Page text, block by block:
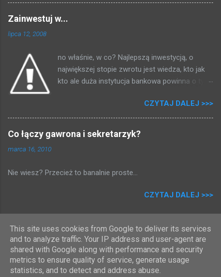
dowiedzieć: 2 PLN = 1 punkt 500 punktów = 5 PLN Fajnie, nie?
Za zakupy dostajemy punkty, i raz na kwartał (trzy miesiące)
jak uzbieramy dość punktów dostajemy bon na zakupy, przy
magiczno - matematycznych przekształceniach (za każdy
wydany tysiąc złotych dostajemy 5 złotych) otrzymujemy
przelicznik procentowy, łatwiejszy do ogarnięcia umysłem:
0,5% Tak, pół procent, marniutkie pół procent, żeby dostać
stówę trzeba by wydać 20 000 złotych (słownie: dwadzieścia
tysięcy), zarabiasz tyle? Sklep dzięki temu, że za każdym
razem wyciągniesz kartę przy kasie, dowie się ważnych rzeczy:
Zainwestuj w...
lipca 12, 2008
no właśnie, w co? Najlepszą inwestycją, o
największej stopie zwrotu jest wiedza, kto jak
kto ale duża instytucja bankowa powinna o tym
kiedyś wpisał w nią swoje nazwisko) dotarłem
do pewnego listu motywacyjnego, napisanego
przez osobę o podobnym do mojego nazwisku:
W dodatku na pierwszej stronie, idąc tym
kilka tysięcy, niektóre zmienione nawet dziś (11
listy motywacyjne i życiorysy ludzi aplikujących
stronę i co widzimy: No ja pierdziele, ja mam w
siebie zainwestować, a wy nie potraficie
zainwestować w porządnego programistę lub
analityka bezpieczeństwa, który by wam
uświadomił dwie podstawowe sprawy:
CZYTAJ DALEJ >>>
Co łączy gawrona i sekretarzyk?
marca 16, 2010
Nie wiesz? Przecież to banalnie proste...
CZYTAJ DALEJ >>>
Obsługiwane przez usługę Blogger
Autor obrazów motywu:Radius Images
This site uses cookies from Google to deliver its services
and to analyze traffic. Your IP address and user-agent are
shared with Google along with performance and security
metrics to ensure quality of service, generate usage
statistics, and to detect and address abuse.